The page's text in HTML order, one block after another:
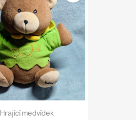
Hrající medvídek